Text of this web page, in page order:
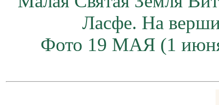
Ласфе. На
Фото 19 МАЯ (1